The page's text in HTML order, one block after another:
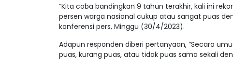
“Kita coba bandingkan 9 tahun terakhir, kali ini
persen warga nasional cukup atau sangat puas
konferensi pers, Minggu (30/4/2023).
Adapun responden diberi pertanyaan, “Secara
puas, kurang puas, atau tidak puas sama sekali